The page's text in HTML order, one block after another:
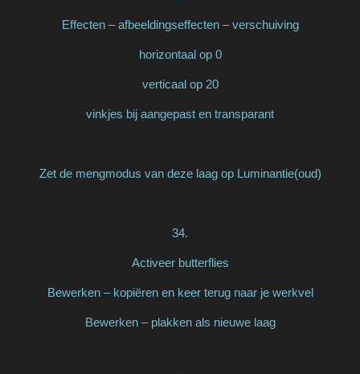
Effecten – afbeeldingseffecten – verschuiving
horizontaal op 0
verticaal op 20
vinkjes bij aangepast en transparant
Zet de mengmodus van deze laag op Luminantie(oud)
34.
Activeer butterflies
Bewerken – kopiëren en keer terug naar je werkvel
Bewerken – plakken als nieuwe laag